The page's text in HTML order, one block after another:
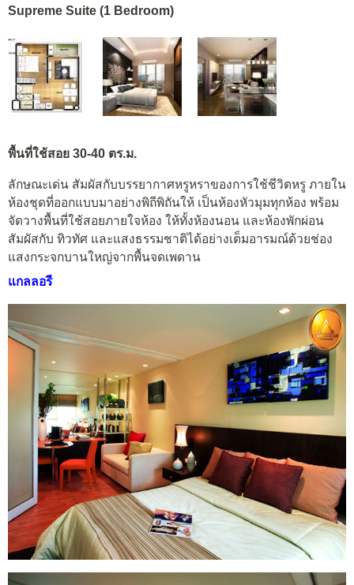
Supreme Suite (1 Bedroom)
พื้นที่ใช้สอย 30-40 ตร.ม.
ลักษณะเด่น สัมผัสกับบรรยากาศหรูหราของการใช้ชีวิตหรู ภายใน
ห้องชุดที่ออกแบบมาอย่างพิถีพิถันให้ เป็นห้องหัวมุมทุกห้อง พร้อม
จัดวางพื้นที่ใช้สอยภายใจห้อง ให้ทั้งห้องนอน และห้องพักผ่อน
สัมผัสกับ ทิวทัศ และแสงธรรมชาติได้อย่างเต็มอารมณ์ด้วยช่อง
แสงกระจกบานใหญ่จากพื้นจดเพดาน
แกลลอรี